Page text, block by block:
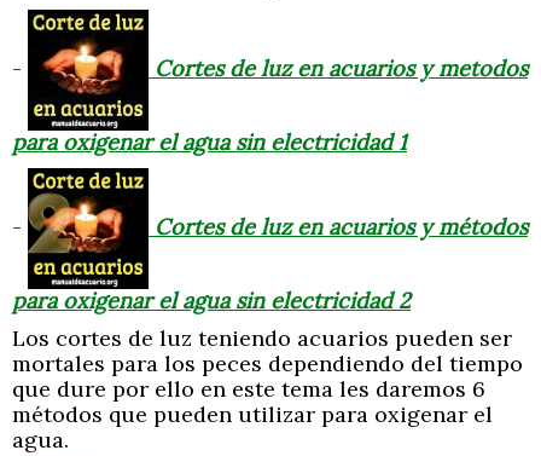
- Cortes de luz en acuarios y metodos
para oxigenar el agua sin electricidad 1
- Cortes de luz en acuarios y métodos
para oxigenar el agua sin electricidad 2
Los cortes de luz teniendo acuarios pueden ser
mortales para los peces dependiendo del tiempo
que dure por ello en este tema les daremos 6
métodos que pueden utilizar para oxigenar el
agua.